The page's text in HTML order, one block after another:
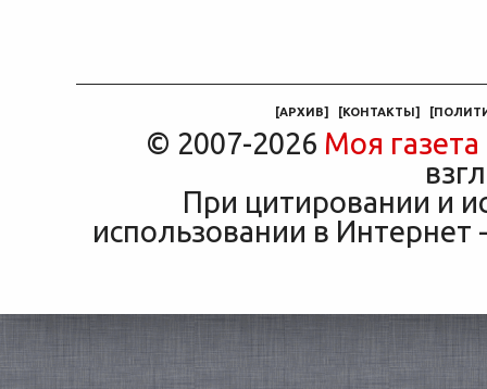
[АРХИВ] [КОНТАКТЫ] [
© 2007-2026 Моя газета
При цитировании и
использовании в Интернет